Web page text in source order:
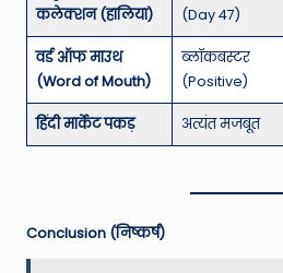
कलेक्शन (हालिया) (Day 47)
वर्ड ऑफ माउथ
(Word of Mouth)
ब्लॉकबस्टर
(Positive)
हिंदी मार्केट पकड़ अत्यंत मजबूत
Conclusion (निष्कर्ष)